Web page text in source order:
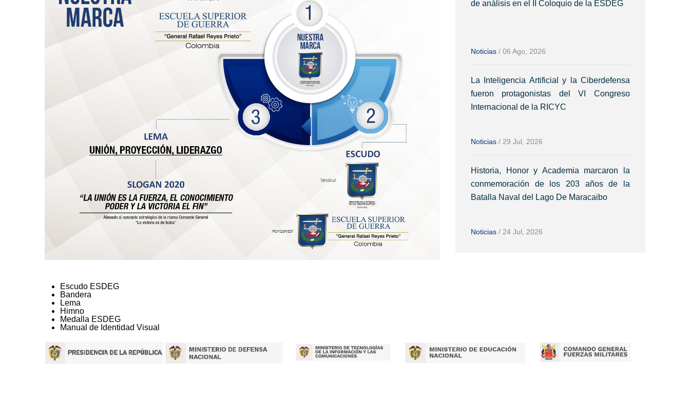
Escudo ESDEG
Bandera
Lema
Himno
Medalla ESDEG
Manual de Identidad Visual
de análisis en el II Coloquio de la ESDEG
Noticias / 06 Ago, 2026
La Inteligencia Artificial y la Ciberdefensa
fueron protagonistas del VI Congreso
Internacional de la RICYC
Noticias / 29 Jul, 2026
Historia, Honor y Academia marcaron la
conmemoración de los 203 años de la
Batalla Naval del Lago De Maracaibo
Noticias / 24 Jul, 2026